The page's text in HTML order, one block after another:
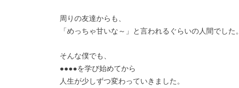
周りの友達からも、
「めっちゃ甘いな～」と言われるぐらいの人間でした。
そんな僕でも、
●●●●を学び始めてから
人生が少しずつ変わっていきました。